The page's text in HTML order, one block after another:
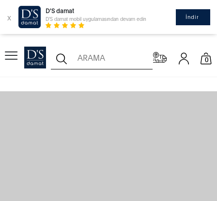
x
D'S damat
D'S damat mobil uygulamasından devam edin İndir
0